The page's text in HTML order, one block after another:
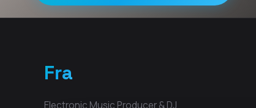
Fra
Electronic Music Producer & DJ